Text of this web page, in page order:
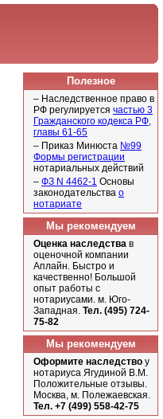
Полезное
– Наследственное право в
РФ регулируется частью 3
Гражданского кодекса РФ,
главы 61-65
– Приказ Минюста №99
Формы регистрации
нотариальных действий
– ФЗ N 4462-1 Основы
законодательства о
нотариате
Мы рекомендуем
Оценка наследства в
оценочной компании
Аплайн. Быстро и
качественно! Большой
опыт работы с
нотариусами. м. Юго-
Западная. Тел. (495) 724-
75-82
Мы рекомендуем
Оформите наследство у
нотариуса Ягудиной В.М.
Положительные отзывы.
Москва, м. Полежаевская.
Тел. +7 (499) 558-42-75